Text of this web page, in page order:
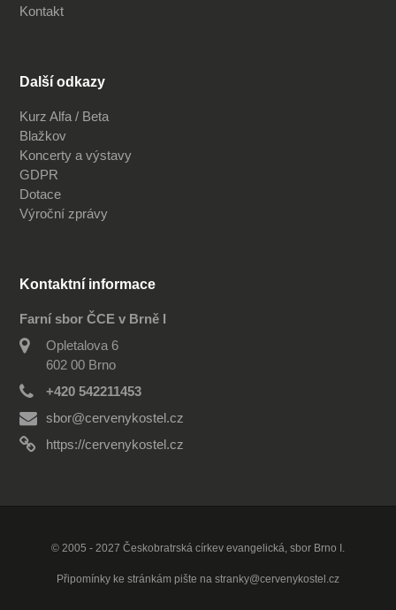
Kontakt
Další odkazy
Kurz Alfa / Beta
Blažkov
Koncerty a výstavy
GDPR
Dotace
Výroční zprávy
Kontaktní informace
Farní sbor ČCE v Brně I
Opletalova 6
602 00 Brno
+420 542211453
sbor@cervenykostel.cz
https://cervenykostel.cz
© 2005 - 2027 Českobratrská církev evangelická, sbor Brno I.
Připomínky ke stránkám pište na stranky@cervenykostel.cz